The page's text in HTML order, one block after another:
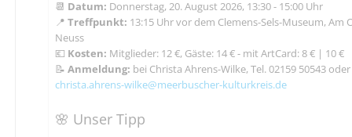
📆 Datum: Donnerstag, 20. August 2026, 13:30 - 15:00 Uhr
📍Treffpunkt: 13:15 Uhr vor dem Clemens-Sels-Museum, Am
Neuss
💶 Kosten: Mitglieder: 12 €, Gäste: 14 € - mit ArtCard: 8 € | 10 €
📝Anmeldung: bei Christa Ahrens-Wilke, Tel. 02159 50543
christa.ahrens-wilke@meerbuscher-kulturkreis.de
🌸 Unser Tipp